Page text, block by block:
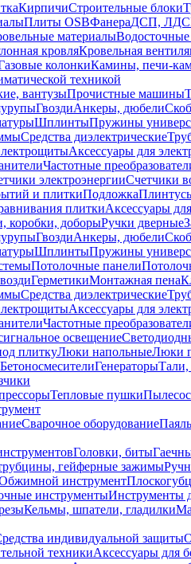
КирпичиСтроительные блоки
Плиты OSBФанераДСП,
материалы
кровляКровельная
колонкиКамины, печи-
техникой
вантузыПрочистные машины
ГвоздиАнкеры, дюбели
ШплинтыПружины
Средства диэлектрические
Аксессуары для
Частотные
электроэнергииСчетчики
и плиткиПодложка
плиткиАксессуары
коробки, доборыРучки дверные
ГвоздиАнкеры, дюбели
ШплинтыПружины
Потолочные панели
ГерметикиМонтажная пена
Средства диэлектрические
Аксессуары для
Частотные
освещение
плиткуЛюки напольныеЛюки
БетоносмесителиГенераторыТали,
Тепловые пушки
Сварочное оборудование
Головки, биты
гейферные зажимы
инструмент
инструментыИнструменты
Кельмы, шпатели, гладилки
индивидуальной защиты
техникиАксессуары для